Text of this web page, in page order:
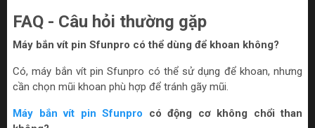
FAQ - Câu hỏi thường gặp
Máy bắn vít pin Sfunpro có thể dùng để khoan không?
Có, máy bắn vít pin Sfunpro có thể sử dụng để khoan, nhưng
cần chọn mũi khoan phù hợp để tránh gãy mũi.
Máy bắn vít pin Sfunpro có động cơ không chổi than